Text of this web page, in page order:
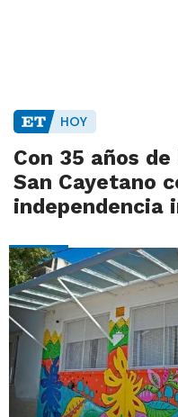
HOY
Con 35 años
San Cayetano
independencia